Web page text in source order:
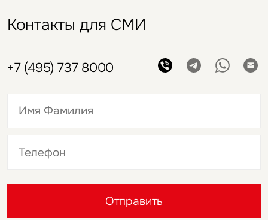
Контакты для СМИ
+7 (495) 737 8000
Отправить